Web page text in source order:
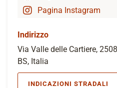
Pagina Instagram
Indirizzo
Via Valle delle Cartiere,
BS, Italia
INDICAZIONI STRADALI